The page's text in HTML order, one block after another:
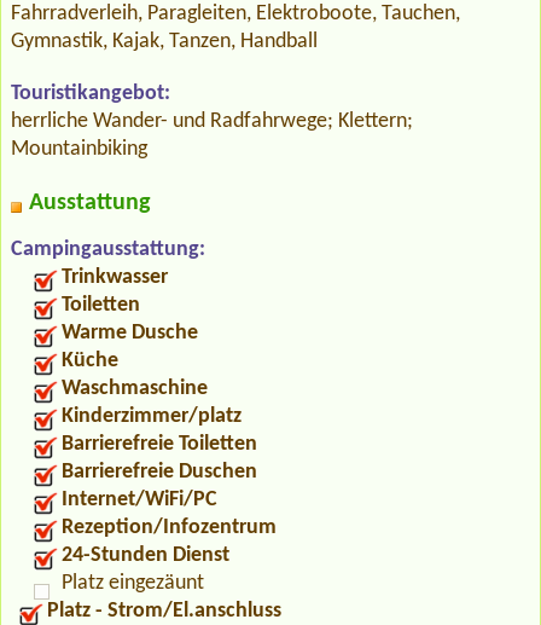
Fahrradverleih, Paragleiten, Elektroboote, Tauchen,
Gymnastik, Kajak, Tanzen, Handball
Touristikangebot:
herrliche Wander- und Radfahrwege; Klettern;
Mountainbiking
Ausstattung
Campingausstattung:
Trinkwasser
Toiletten
Warme Dusche
Küche
Waschmaschine
Kinderzimmer/platz
Barrierefreie Toiletten
Barrierefreie Duschen
Internet/WiFi/PC
Rezeption/Infozentrum
24-Stunden Dienst
Platz eingezäunt
Platz - Strom/El.anschluss